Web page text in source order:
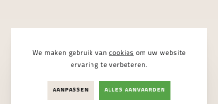
We maken gebruik van cookies om uw website
ervaring te verbeteren.
AANPASSEN ALLES AANVAARDEN